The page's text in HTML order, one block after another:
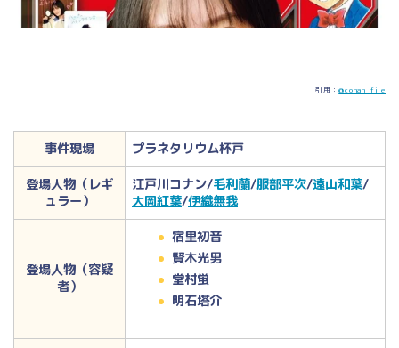
引用：@conan_file
事件現場
プラネタリウム杯戸
登場人物（レギ
ュラー）
江戸川コナン/毛利蘭/服部平次/遠山和葉/
大岡紅葉/伊織無我
登場人物（容疑
者）
宿里初音
賢木光男
堂村蛍
明石塔介